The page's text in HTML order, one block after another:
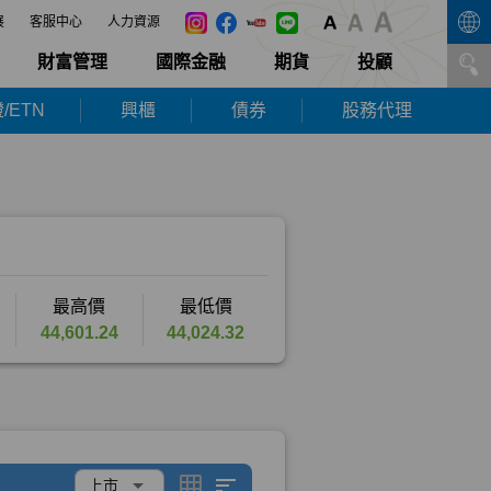
客服中心 人力資源
財富管理 國際金融 期貨 投顧
ETN 興櫃 債券 股務代理